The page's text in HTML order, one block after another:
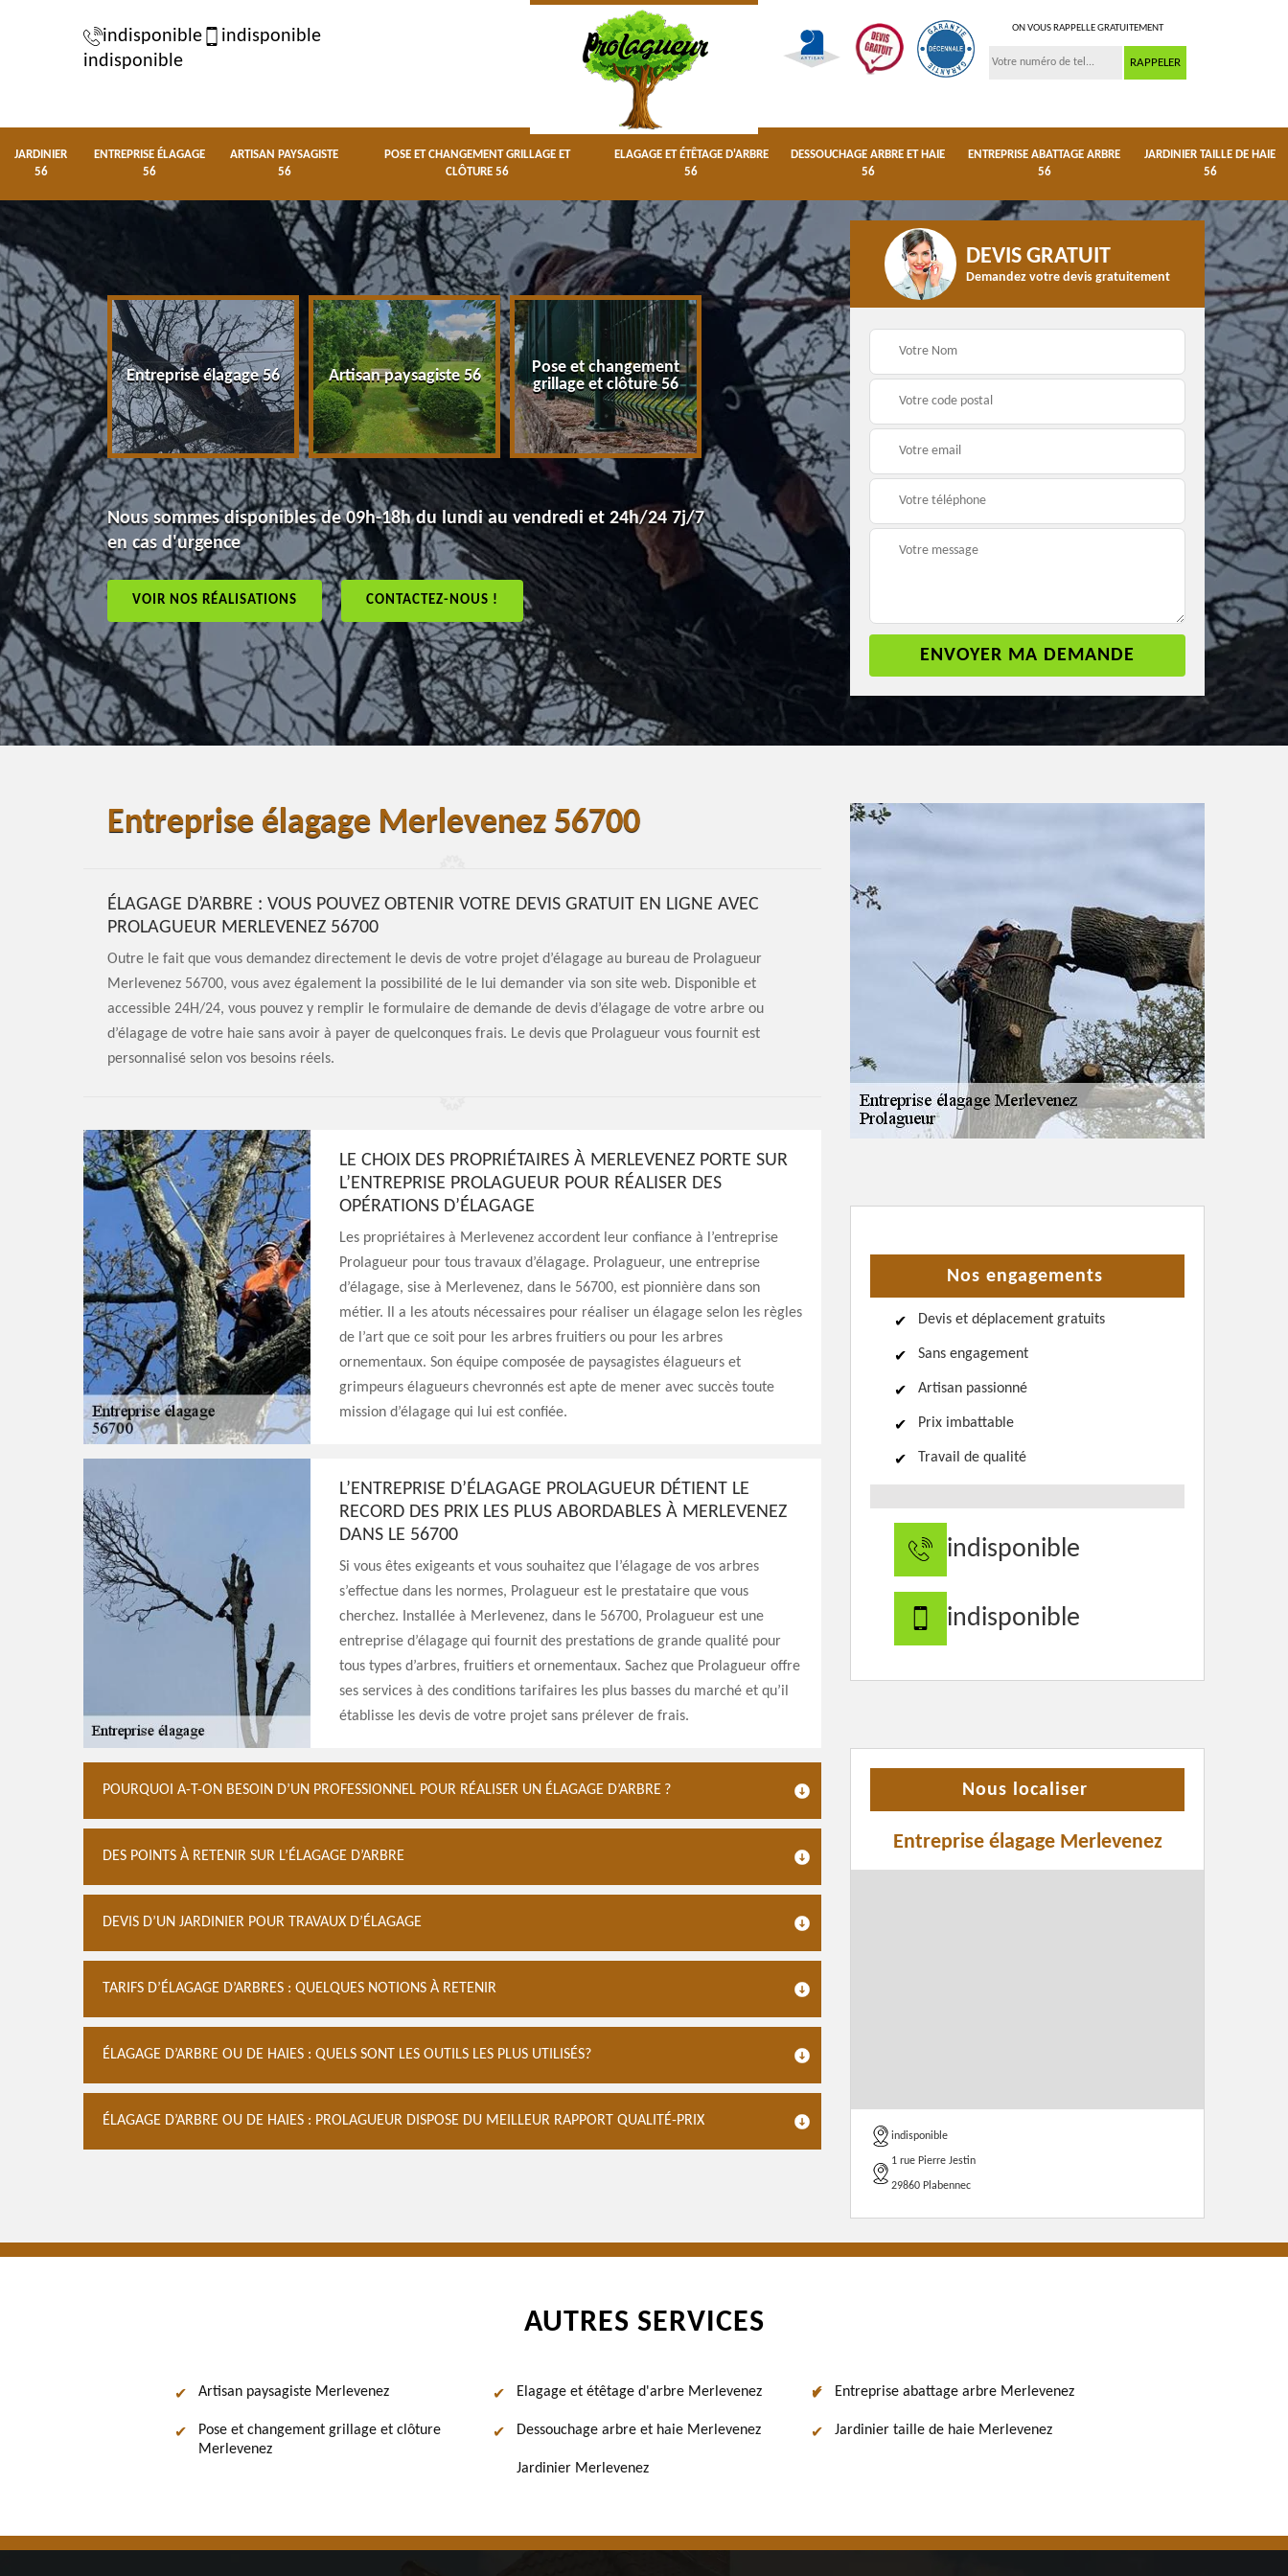
indisponible
indisponible
indisponible
ON VOUS RAPPELLE GRATUITEMENT
JARDINIER
56
ENTREPRISE ÉLAGAGE
56
ARTISAN PAYSAGISTE
56
POSE ET CHANGEMENT GRILLAGE ET
CLÔTURE 56
ELAGAGE ET ÉTÊTAGE D'ARBRE
56
DESSOUCHAGE ARBRE ET HAIE
56
ENTREPRISE ABATTAGE ARBRE
56
JARDINIER TAILLE DE HAIE
56
56 Entreprise élagage 56 Artisan paysagiste 56
Pose et changement
grillage et clôture 56
Elagage et étêtage
d'arbre 56
haie 56
Entreprise abattage
arbre 56
Nous sommes disponibles de 09h-18h du lundi au vendredi et 24h/24 7j/7
en cas d'urgence
VOIR NOS RÉALISATIONS CONTACTEZ-NOUS !
DEVIS GRATUIT
Demandez votre devis gratuitement
Entreprise élagage Merlevenez 56700
ÉLAGAGE D’ARBRE : VOUS POUVEZ OBTENIR VOTRE DEVIS GRATUIT EN LIGNE AVEC
PROLAGUEUR MERLEVENEZ 56700
Outre le fait que vous demandez directement le devis de votre projet d’élagage au bureau de Prolagueur
Merlevenez 56700, vous avez également la possibilité de le lui demander via son site web. Disponible et
accessible 24H/24, vous pouvez y remplir le formulaire de demande de devis d’élagage de votre arbre ou
d’élagage de votre haie sans avoir à payer de quelconques frais. Le devis que Prolagueur vous fournit est
personnalisé selon vos besoins réels.
LE CHOIX DES PROPRIÉTAIRES À MERLEVENEZ PORTE SUR
L’ENTREPRISE PROLAGUEUR POUR RÉALISER DES
OPÉRATIONS D’ÉLAGAGE
Les propriétaires à Merlevenez accordent leur confiance à l’entreprise
Prolagueur pour tous travaux d’élagage. Prolagueur, une entreprise
d’élagage, sise à Merlevenez, dans le 56700, est pionnière dans son
métier. Il a les atouts nécessaires pour réaliser un élagage selon les règles
de l’art que ce soit pour les arbres fruitiers ou pour les arbres
ornementaux. Son équipe composée de paysagistes élagueurs et
grimpeurs élagueurs chevronnés est apte de mener avec succès toute
mission d’élagage qui lui est confiée.
L’ENTREPRISE D’ÉLAGAGE PROLAGUEUR DÉTIENT LE
RECORD DES PRIX LES PLUS ABORDABLES À MERLEVENEZ
DANS LE 56700
Si vous êtes exigeants et vous souhaitez que l’élagage de vos arbres
s’effectue dans les normes, Prolagueur est le prestataire que vous
cherchez. Installée à Merlevenez, dans le 56700, Prolagueur est une
entreprise d’élagage qui fournit des prestations de grande qualité pour
tous types d’arbres, fruitiers et ornementaux. Sachez que Prolagueur offre
ses services à des conditions tarifaires les plus basses du marché et qu’il
établisse les devis de votre projet sans prélever de frais.
POURQUOI A-T-ON BESOIN D’UN PROFESSIONNEL POUR RÉALISER UN ÉLAGAGE D’ARBRE ?
DES POINTS À RETENIR SUR L’ÉLAGAGE D’ARBRE
DEVIS D’UN JARDINIER POUR TRAVAUX D’ÉLAGAGE
TARIFS D’ÉLAGAGE D’ARBRES : QUELQUES NOTIONS À RETENIR
ÉLAGAGE D’ARBRE OU DE HAIES : QUELS SONT LES OUTILS LES PLUS UTILISÉS?
ÉLAGAGE D’ARBRE OU DE HAIES : PROLAGUEUR DISPOSE DU MEILLEUR RAPPORT QUALITÉ-PRIX
Nos engagements
Devis et déplacement gratuits
Sans engagement
Artisan passionné
Prix imbattable
Travail de qualité
indisponible
indisponible
Nous localiser
Entreprise élagage Merlevenez
indisponible
1 rue Pierre Jestin
29860 Plabennec
AUTRES SERVICES
Artisan paysagiste Merlevenez
Pose et changement grillage et clôture
Merlevenez
Elagage et étêtage d'arbre Merlevenez
Dessouchage arbre et haie Merlevenez
Jardinier Merlevenez
Entreprise abattage arbre Merlevenez
Jardinier taille de haie Merlevenez